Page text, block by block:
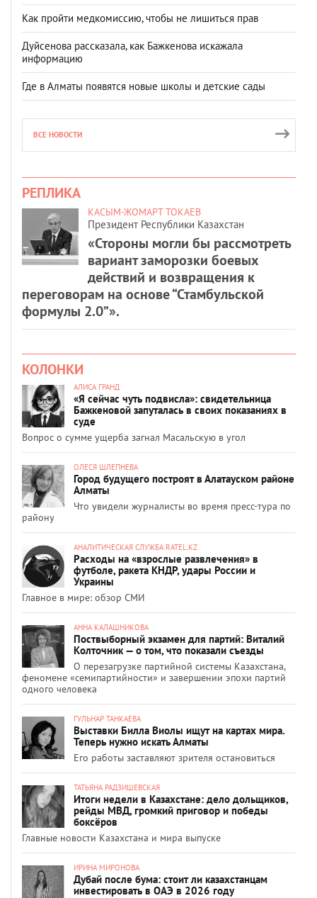
Как пройти медкомиссию, чтобы не лишиться прав
Дуйсенова рассказала, как Бажкенова искажала
информацию
Где в Алматы появятся новые школы и детские сады
ВСЕ НОВОСТИ
РЕПЛИКА
КАСЫМ-ЖОМАРТ ТОКАЕВ
Президент Республики Казахстан
«Стороны могли бы рассмотреть
вариант заморозки боевых
действий и возвращения к
переговорам на основе “Стамбульской
формулы 2.0”».
КОЛОНКИ
АЛИСА ГРАНД
«Я сейчас чуть подвисла»: свидетельница
Бажкеновой запуталась в своих показаниях в
суде
Вопрос о сумме ущерба загнал Масальскую в угол
ОЛЕСЯ ШЛЕПНЕВА
Город будущего построят в Алатауском районе
Алматы
Что увидели журналисты во время пресс-тура по
району
АНАЛИТИЧЕСКАЯ СЛУЖБА RATEL.KZ
Расходы на «взрослые развлечения» в
футболе, ракета КНДР, удары России и
Украины
Главное в мире: обзор СМИ
АННА КАЛАШНИКОВА
Поствыборный экзамен для партий: Виталий
Колточник — о том, что показали съезды
О перезагрузке партийной системы Казахстана,
феномене «семипартийности» и завершении эпохи партий
одного человека
ГУЛЬНАР ТАНКАЕВА
Выставки Билла Виолы ищут на картах мира.
Теперь нужно искать Алматы
Его работы заставляют зрителя остановиться
ТАТЬЯНА РАДЗИШЕВСКАЯ
Итоги недели в Казахстане: дело дольщиков,
рейды МВД, громкий приговор и победы
боксёров
Главные новости Казахстана и мира выпуске
ИРИНА МИРОНОВА
Дубай после бума: стоит ли казахстанцам
инвестировать в ОАЭ в 2026 году